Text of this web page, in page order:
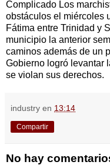
Complicado Los
obstáculos el miércoles
Fátima entre Trinidad y
municipio la anterior
caminos además de un
Gobierno logró levantar
se violan sus derechos.
industry en 13:14
Compartir
No hay